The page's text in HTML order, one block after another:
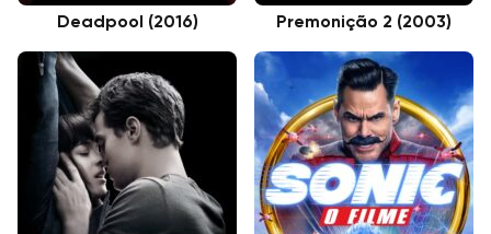
Deadpool (2016) Premonição 2 (2003)